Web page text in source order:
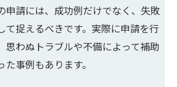
申請には、成功例だけでなく、失敗
て捉えるべきです。実際に申請を行
思わぬトラブルや不備によって補助
事例もあります。